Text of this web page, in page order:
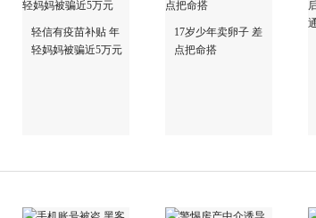
轻信有疫苗补贴 年
轻妈妈被骗近5万元
17岁少年卖卵子 差
点把命搭